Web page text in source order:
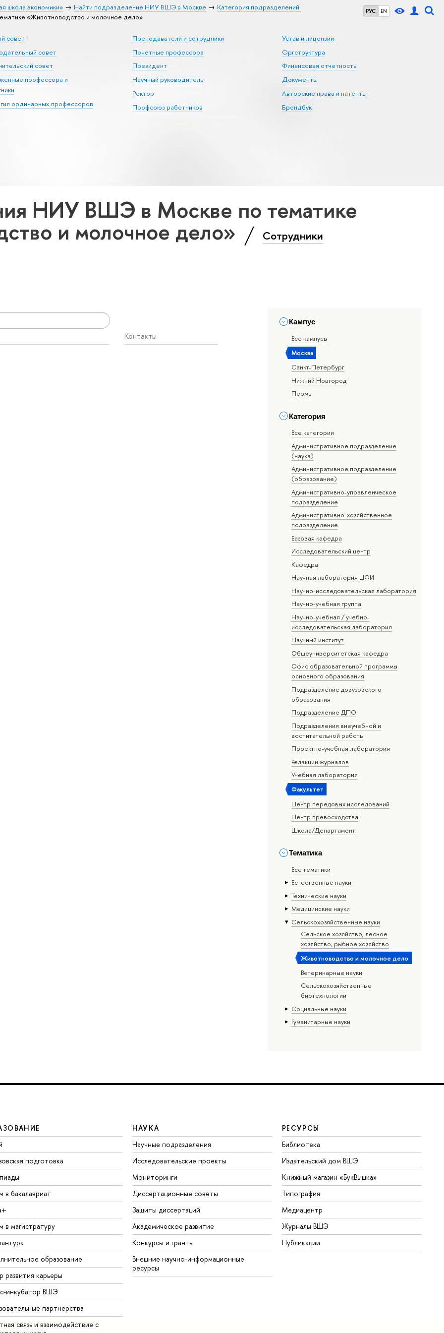
РУС EN
школа экономики» Найти подразделение НИУ ВШЭ в Москве
Категория подразделений:
«Животноводство и молочное дело»
совет
совет
совет
профессора и
ординарных профессоров
Преподаватели и сотрудники
Почетные профессора
Президент
Научный руководитель
Ректор
Профсоюз работников
Устав и лицензии
Оргструктура
Финансовая отчетность
Документы
Авторские права и патенты
Брендбук
НИУ ВШЭ в Москве по тематике
и молочное дело» Сотрудники
Кампус
Все кампусы
Москва
Санкт-Петербург
Нижний Новгород
Пермь
Категория
Все категории
Административное подразделение
(наука)
Административное подразделение
(образование)
Административно-управленческое
подразделение
Административно-хозяйственное
подразделение
Базовая кафедра
Исследовательский центр
Кафедра
Научная лаборатория ЦФИ
Научно-исследовательская лаборатория
Научно-учебная группа
Научно-учебная / учебно-
исследовательская лаборатория
Научный институт
Общеуниверситетская кафедра
Офис образовательной программы
основного образования
Подразделение довузовского
образования
Подразделение ДПО
Подразделения внеучебной и
воспитательной работы
Проектно-учебная лаборатория
Редакции журналов
Учебная лаборатория
Факультет
Центр передовых исследований
Центр превосходства
Школа/Департамент
Тематика
Все тематики
Естественные науки
Тех­ничес­кие науки
Медицинские науки
Сельскохозяйственные науки
Сельское хозяйство, лесное
хозяйство, рыбное хозяйство
Животноводство и молочное дело
Ветеринарные науки
Сельскохозяйственные
биотехнологии
Социальные науки
Гуманитарные науки
Контакты
подготовка
в бакалавриат
в магистратуру
образование
развития карьеры
инкубатор ВШЭ
партнерства
связь и взаимодействие с
НАУКА
Научные подразделения
Исследовательские проекты
Мониторинги
Диссертационные советы
Защиты диссертаций
Академическое развитие
Конкурсы и гранты
Внешние научно-информационные
ресурсы
РЕСУРСЫ
Библиотека
Издательский дом ВШЭ
Книжный магазин «БукВышка»
Типография
Медиацентр
Журналы ВШЭ
Публикации